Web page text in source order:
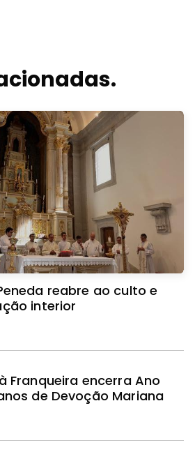
reabre ao culto e
interior
Franqueira encerra Ano
de Devoção Mariana